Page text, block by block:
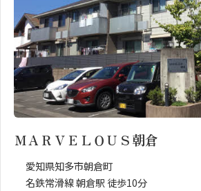
ＭＡＲＶＥＬＯＵＳ朝倉
愛知県知多市朝倉町
名鉄常滑線 朝倉駅 徒歩10分